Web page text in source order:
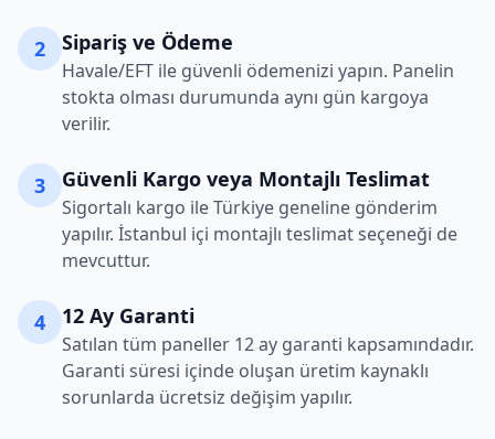
2 Sipariş ve Ödeme
Havale/EFT ile güvenli ödemenizi yapın. Panelin
stokta olması durumunda aynı gün kargoya
verilir.
3 Güvenli Kargo veya Montajlı Teslimat
Sigortalı kargo ile Türkiye geneline gönderim
yapılır. İstanbul içi montajlı teslimat seçeneği de
mevcuttur.
4 12 Ay Garanti
Satılan tüm paneller 12 ay garanti kapsamındadır.
Garanti süresi içinde oluşan üretim kaynaklı
sorunlarda ücretsiz değişim yapılır.